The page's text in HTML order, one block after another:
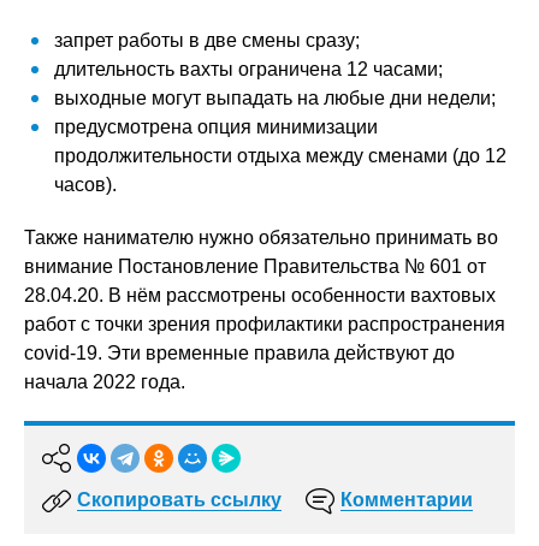
запрет работы в две смены сразу;
длительность вахты ограничена 12 часами;
выходные могут выпадать на любые дни недели;
предусмотрена опция минимизации
продолжительности отдыха между сменами (до 12
часов).
Также нанимателю нужно обязательно принимать во
внимание Постановление Правительства № 601 от
28.04.20. В нём рассмотрены особенности вахтовых
работ с точки зрения профилактики распространения
covid-19. Эти временные правила действуют до
начала 2022 года.
Скопировать ссылку Комментарии